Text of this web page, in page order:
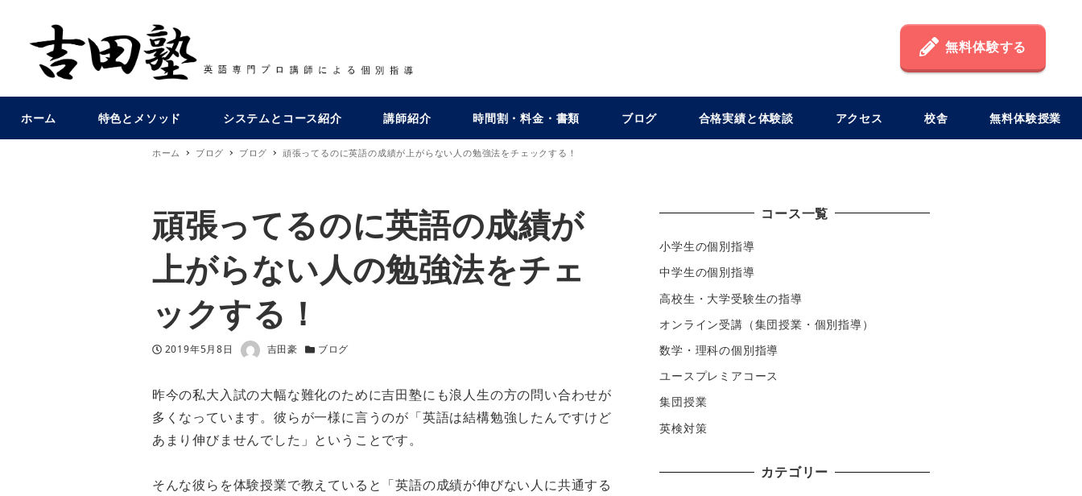
無料体験する
ホーム 特色とメソッド システムとコース紹介 講師紹介 時間割・料金・書類 ブログ 合格実績と体験談 アクセス 校舎 無料体験授業
ホーム ブログ ブログ 頑張ってるのに英語の成績が上がらない人の勉強法をチェックする！
頑張ってるのに英語の成績が
上がらない人の勉強法をチェ
ックする！
投稿日
2019年5月8日 著者 吉田豪 カテゴリー
ブログ
昨今の私大入試の大幅な難化のために吉田塾にも浪人生の方の問い合わせが
多くなっています。彼らが一様に言うのが「英語は結構勉強したんですけど
あまり伸びませんでした」ということです。
そんな彼らを体験授業で教えていると「英語の成績が伸びない人に共通する
コース一覧
小学生の個別指導
中学生の個別指導
高校生・大学受験生の指導
オンライン受講（集団授業・個別指導）
数学・理科の個別指導
ユースプレミアコース
集団授業
英検対策
カテゴリー